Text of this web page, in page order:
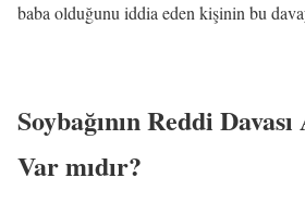
baba olduğunu iddia eden kişinin bu
Soybağının Reddi
Var mıdır?